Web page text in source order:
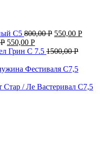
С5 800,00Р 550,00 Р
Р 550,00 Р
Грин C 7.5 1500,00Р
Фестиваля С7,5
Стар / Ле Вастеривал С7,5